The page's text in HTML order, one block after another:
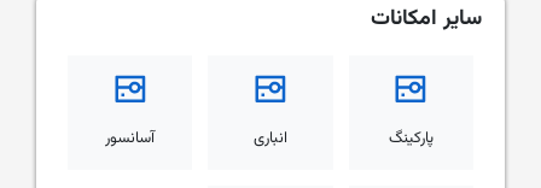
سایر امکانات
پارکینگ انباری آسانسور